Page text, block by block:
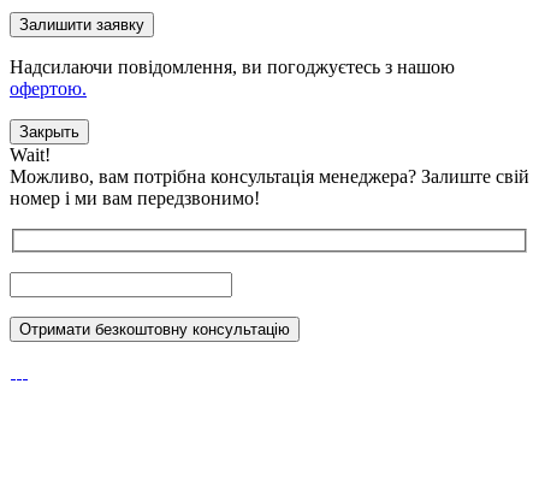
Надсилаючи повідомлення, ви погоджуєтесь з нашою
офертою.
Закрыть
Wait!
Можливо, вам потрібна консультація менеджера? Залиште свій
номер і ми вам передзвонимо!